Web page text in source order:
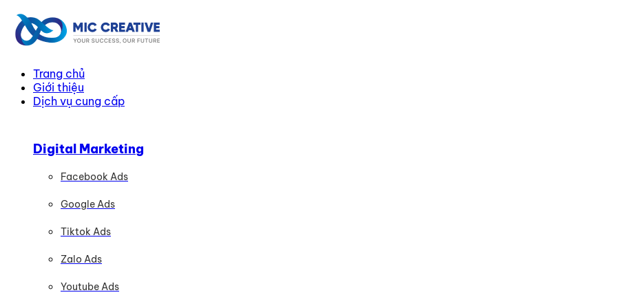
Trang chủ
Giới thiệu
Dịch vụ cung cấp
Digital Marketing
Facebook Ads
Google Ads
Tiktok Ads
Zalo Ads
Youtube Ads